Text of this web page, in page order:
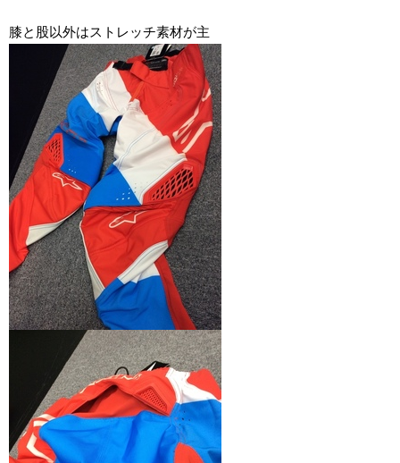
膝と股以外はストレッチ素材が主